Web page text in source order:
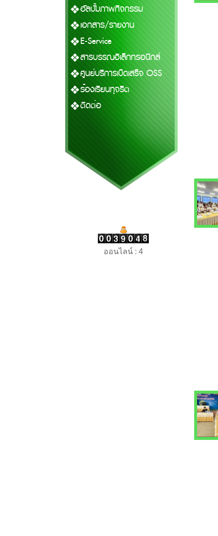
อัลบั้มภาพกิจกรรม
เอกสาร/รายงาน
E-Service
สารบรรณอิเล็กทรอนิกส์
ศูนย์บริการเบ็ดเสร็จ OSS
ร้องเรียนทุจริต
ติดต่อ
ออนไลน์ : 4